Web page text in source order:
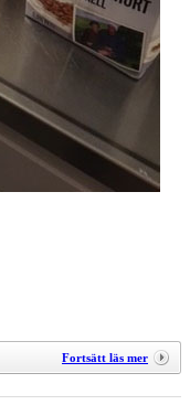
Fortsätt läs mer